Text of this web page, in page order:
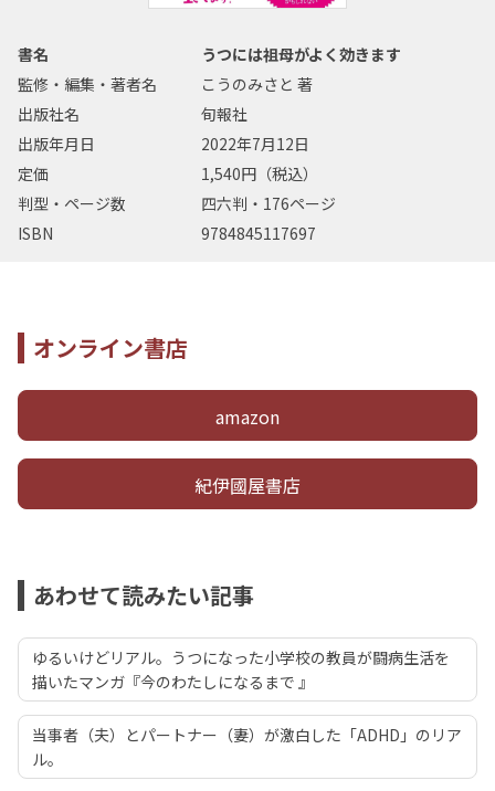
書名
うつには祖母がよく効きます
監修・編集・著者名
こうのみさと 著
出版社名
旬報社
出版年月日
2022年7月12日
定価
1,540円（税込）
判型・ページ数
四六判・176ページ
ISBN
9784845117697
オンライン書店
amazon
紀伊國屋書店
あわせて読みたい記事
ゆるいけどリアル。うつになった小学校の教員が闘病生活を
描いたマンガ『今のわたしになるまで 』
当事者（夫）とパートナー（妻）が激白した「ADHD」のリア
ル。